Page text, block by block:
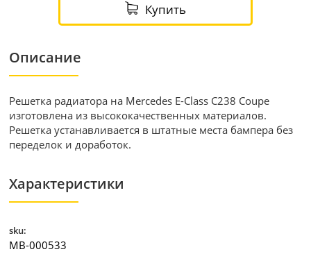
Купить
Описание
Решетка радиатора на Mercedes E-Class С238 Coupe
изготовлена из высококачественных материалов.
Решетка устанавливается в штатные места бампера без
переделок и доработок.
Характеристики
sku:
MB-000533